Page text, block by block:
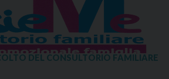
DEL CONSULTORIO FAMILIARE